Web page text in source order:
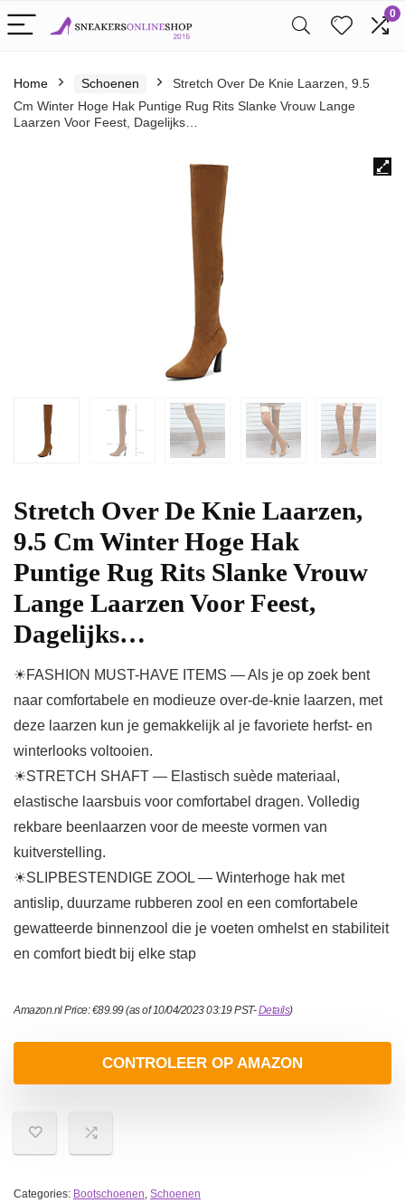
0
Home Schoenen
Stretch Over De Knie Laarzen, 9.5
Cm Winter Hoge Hak Puntige Rug Rits Slanke Vrouw Lange
Laarzen Voor Feest, Dagelijks…
Stretch Over De Knie Laarzen,
9.5 Cm Winter Hoge Hak
Puntige Rug Rits Slanke Vrouw
Lange Laarzen Voor Feest,
Dagelijks…
☀FASHION MUST-HAVE ITEMS — Als je op zoek bent
naar comfortabele en modieuze over-de-knie laarzen, met
deze laarzen kun je gemakkelijk al je favoriete herfst- en
winterlooks voltooien.
☀STRETCH SHAFT — Elastisch suède materiaal,
elastische laarsbuis voor comfortabel dragen. Volledig
rekbare beenlaarzen voor de meeste vormen van
kuitverstelling.
☀SLIPBESTENDIGE ZOOL — Winterhoge hak met
antislip, duurzame rubberen zool en een comfortabele
gewatteerde binnenzool die je voeten omhelst en stabiliteit
en comfort biedt bij elke stap
Amazon.nl Price:€89.99(as of 10/04/2023 03:19 PST-Details)
CONTROLEER OP AMAZON
Categories: Bootschoenen, Schoenen